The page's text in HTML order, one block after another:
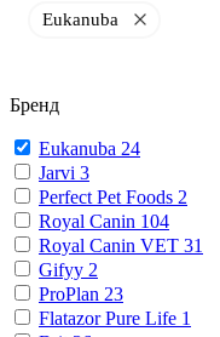
Eukanuba
Бренд
Eukanuba 24
Jarvi 3
Perfect Pet Foods 2
Royal Canin 104
Royal Canin VET 31
Gifyy 2
ProPlan 23
Flatazor Pure Life 1